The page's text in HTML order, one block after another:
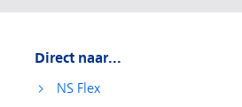
Direct naar...
NS Flex